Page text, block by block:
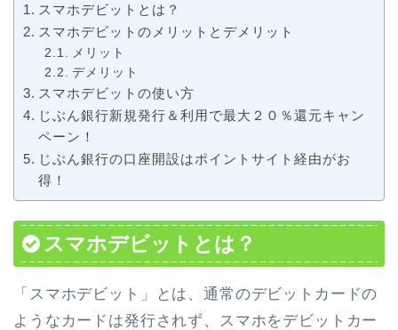
スマホデビットとは？
スマホデビットのメリットとデメリット
メリット
デメリット
スマホデビットの使い方
じぶん銀行新規発行＆利用で最大２０％還元キャン
ペーン！
じぶん銀行の口座開設はポイントサイト経由がお
得！
スマホデビットとは？
「スマホデビット」とは、通常のデビットカードの
ようなカードは発行されず、スマホをデビットカー